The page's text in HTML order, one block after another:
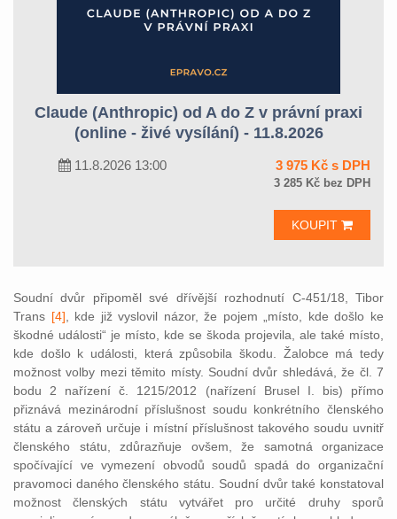
Claude (Anthropic) od A do Z v právní praxi
(online - živé vysílání) - 11.8.2026
11.8.2026 13:00 3 975 Kč s DPH
3 285 Kč bez DPH
KOUPIT
Soudní dvůr připoměl své dřívější rozhodnutí C-451/18, Tibor
Trans [4] , kde již vyslovil názor, že pojem „místo, kde došlo ke
škodné události“ je místo, kde se škoda projevila, ale také místo,
kde došlo k události, která způsobila škodu. Žalobce má tedy
možnost volby mezi těmito místy. Soudní dvůr shledává, že čl. 7
bodu 2 nařízení č. 1215/2012 (nařízení Brusel I. bis) přímo
přiznává mezinárodní příslušnost soudu konkrétního členského
státu a zároveň určuje i místní příslušnost takového soudu uvnitř
členského státu, zdůrazňuje ovšem, že samotná organizace
spočívající ve vymezení obvodů soudů spadá do organizační
pravomoci daného členského státu. Soudní dvůr také konstatoval
možnost členských státu vytvářet pro určité druhy sporů